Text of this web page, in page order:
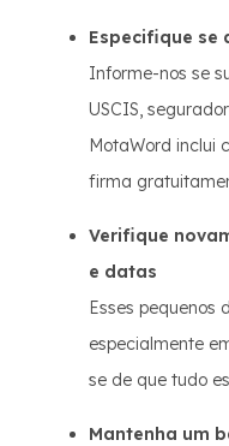
Especifique se
Informe-nos se
USCIS,
MotaWord inclui
firma
Verifique
e datas
Esses pequenos
especialmente
se de que tudo
Mantenha um